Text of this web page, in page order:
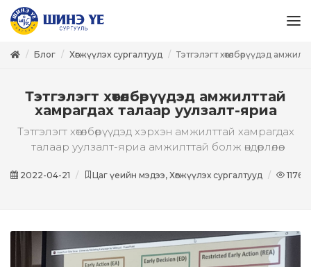
Блог Хөгжүүлэх сургалтууд Тэтгэлэгт хөтөлбөрүүдэд
Тэтгэлэгт хөтөлбөрүүдэд амжилттай
хамрагдах талаар уулзалт-яриа
Тэтгэлэгт хөтөлбөрүүдэд хэрхэн амжилттай хамрагдах
талаар уулзалт-яриа амжилттай болж өндөрлөлөө.
2022-04-21 Цаг үеийн мэдээ, Хөгжүүлэх сургалтууд 1176